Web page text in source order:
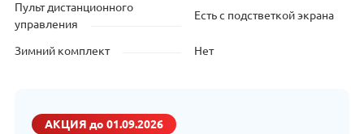
Пульт дистанционного
управления
Есть с подстветкой экрана
Зимний комплект Нет
АКЦИЯ до 01.09.2026